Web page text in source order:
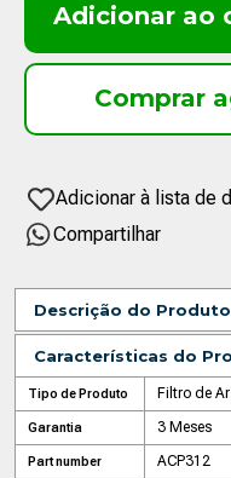
Adicionar ao
Compartilhar
Descrição do Produto
Características do
Tipo de Produto Filtro de
Garantia 3 Meses
Part number ACP312